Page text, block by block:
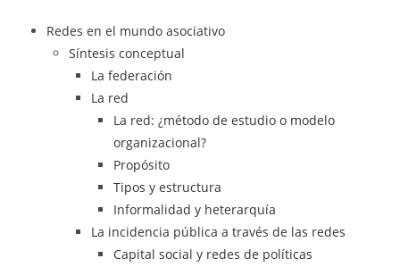
Redes en el mundo asociativo
Síntesis conceptual
La federación
La red
La red: ¿método de estudio o modelo
organizacional?
Propósito
Tipos y estructura
Informalidad y heterarquía
La incidencia pública a través de las redes
Capital social y redes de políticas